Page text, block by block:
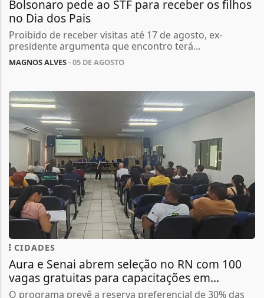
Bolsonaro pede ao STF para receber os filhos
no Dia dos Pais
Proibido de receber visitas até 17 de agosto, ex-
presidente argumenta que encontro terá...
MAGNOS ALVES- 05 DE AGOSTO
CIDADES
Aura e Senai abrem seleção no RN com 100
vagas gratuitas para capacitações em...
O programa prevê a reserva preferencial de 30% das